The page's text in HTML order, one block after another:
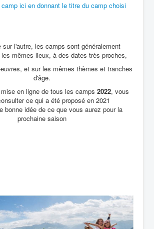
ici en donnant le titre du camp choisi
sur l'autre, les camps sont généralement
mêmes lieux, à des dates très proches,
et sur les mêmes thèmes et tranches
d'âge.
en ligne de tous les camps 2022, vous
ce qui a été proposé en 2021
bonne idée de ce que vous aurez pour la
prochaine saison